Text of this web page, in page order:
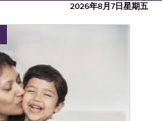
2026年8月7日星期五